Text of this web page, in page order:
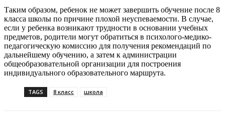
Таким образом, ребенок не может завершить обучение после 8
класса школы по причине плохой неуспеваемости. В случае,
если у ребенка возникают трудности в основании учебных
предметов, родители могут обратиться в психолого-медико-
педагогическую комиссию для получения рекомендаций по
дальнейшему обучению, а затем к администрации
общеобразовательной организации для построения
индивидуального образовательного маршрута.
TAGS 8 класс школа